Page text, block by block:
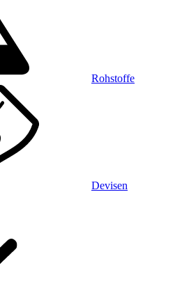
Rohstoffe
Devisen